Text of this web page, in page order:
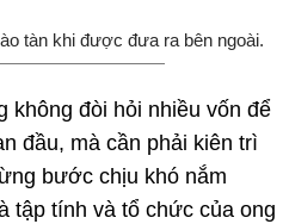
tàn khi được đưa ra bên ngoài.
không đòi hỏi nhiều vốn để
đầu, mà cần phải kiên trì
bước chịu khó nắm
tập tính và tổ chức của ong